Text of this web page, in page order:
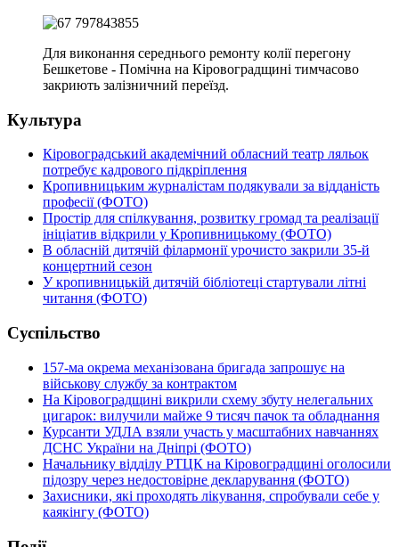
Для виконання середнього ремонту колії перегону
Бешкетове - Помічна на Кіровоградщині тимчасово
закриють залізничний переїзд.
Культура
Кіровоградський академічний обласний театр ляльок
потребує кадрового підкріплення
Кропивницьким журналістам подякували за відданість
професії (ФОТО)
Простір для спілкування, розвитку громад та реалізації
ініціатив відкрили у Кропивницькому (ФОТО)
В обласній дитячій філармонії урочисто закрили 35-й
концертний сезон
У кропивницькій дитячій бібліотеці стартували літні
читання (ФОТО)
Суспільство
157-ма окрема механізована бригада запрошує на
військову службу за контрактом
На Кіровоградщині викрили схему збуту нелегальних
цигарок: вилучили майже 9 тисяч пачок та обладнання
Курсанти УДЛА взяли участь у масштабних навчаннях
ДСНС України на Дніпрі (ФОТО)
Начальнику відділу РТЦК на Кіровоградщині оголосили
підозру через недостовірне декларування (ФОТО)
Захисники, які проходять лікування, спробували себе у
каякінгу (ФОТО)